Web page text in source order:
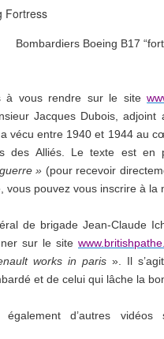
Bombardiers Boeing B17
à vous rendre sur le site
Jacques Dubois,
vécu entre 1940 et 1944 au
des Alliés. Le texte est en
» (pour recevoir
vous pouvez vous inscrire à la
de brigade Jean-Claude
sur le site
works in paris ». Il
et de celui qui lâche la
également d’autres